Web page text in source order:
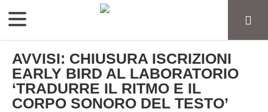
AVVISI: CHIUSURA ISCRIZIONI
EARLY BIRD AL LABORATORIO
‘TRADURRE IL RITMO E IL
CORPO SONORO DEL TESTO’